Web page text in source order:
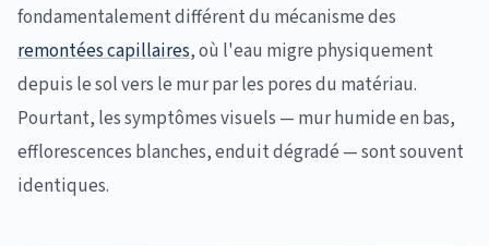
fondamentalement différent du mécanisme des
remontées capillaires, où l'eau migre physiquement
depuis le sol vers le mur par les pores du matériau.
Pourtant, les symptômes visuels — mur humide en bas,
efflorescences blanches, enduit dégradé — sont souvent
identiques.